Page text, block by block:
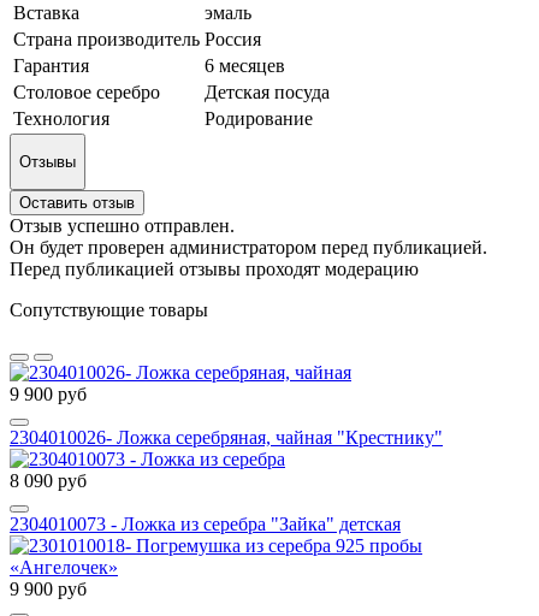
Вставка
эмаль
Страна производитель Россия
Гарантия
6 месяцев
Столовое серебро
Детская посуда
Технология
Родирование
Отзывы
Оставить отзыв
Отзыв успешно отправлен.
Он будет проверен администратором перед публикацией.
Перед публикацией отзывы проходят модерацию
Сопутствующие товары
9 900 руб
2304010026- Ложка серебряная, чайная "Крестнику"
8 090 руб
2304010073 - Ложка из серебра "Зайка" детская
9 900 руб